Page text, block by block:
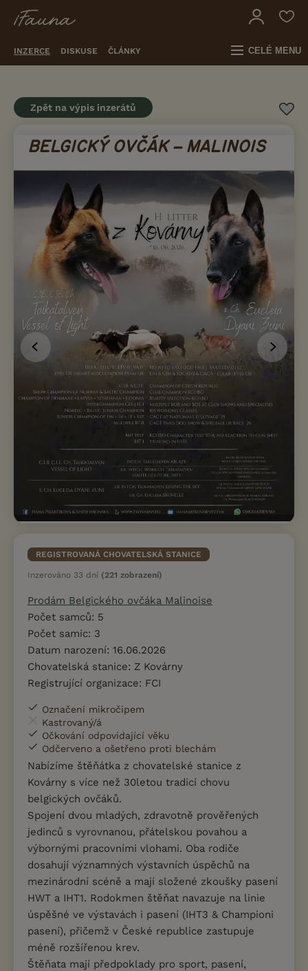
INZERCE DISKUSE ČLÁNKY CELÉ MENU
Zpět na výpis inzerátů
REGISTROVANÁ CHOVATELSKÁ STANICE
Inzerováno 33 dní (221 zobrazení)
Prodám Belgického ovčáka Malinoise
Počet samců: 5
Počet samic: 3
Datum narození: 16.06.2026
Chovatelská stanice: Z Kovárny
Registrující organizace: FCI
Označení mikročipem
Kastrovaný/á
Očkování odpovídající věku
Odčerveno a ošetřeno proti blechám
Nabízíme štěňátka z chovatelské stanice z
Kovárny s více než 30letou tradicí chovu
belgických ovčáků.
Spojení dvou mladých, zdravotně prověřených
jedinců s vyrovnanou, přátelskou povahou a
výbornými pracovními vlohami. Oba rodiče
dosahují významných výstavních úspěchů na
mezinárodní scéně a mají složené zkoušky pasení
HWT a IHT1. Rodokmen štěňat navazuje na linie
úspěšné ve výstavách i pasení (IHT3 & Championi
pasení), přičemž v České republice zastupuje
méně rozšířenou krev.
Štěňata mají předpoklady pro sport, pasení,
BELGICKÝ OVČÁK – MALINOIS